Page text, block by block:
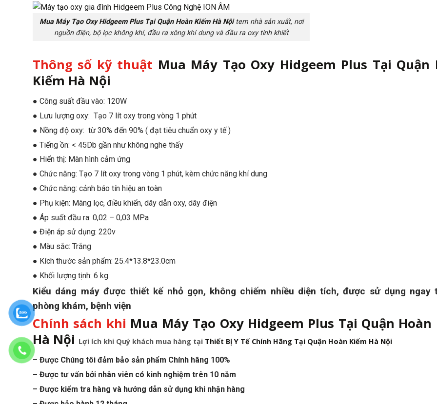
Mua Máy Tạo Oxy Hidgeem Plus Tại Quận Hoàn Kiếm Hà Nộitem nhà sản xuất, nơi
nguồn điện, bộ lọc không khí, đầu ra xông khí dung và đầu ra oxy tinh khiết
Thông số kỹ thuật Mua Máy Tạo Oxy Hidgeem Plus Tại Quận
Kiếm Hà Nội
● Công suất đầu vào: 120W
● Lưu lượng oxy: Tạo 7 lít oxy trong vòng 1 phút
● Nồng độ oxy: từ 30% đến 90% ( đạt tiêu chuẩn oxy y tế )
● Tiếng ồn: < 45Db gần như không nghe thấy
● Hiển thị: Màn hình cảm ứng
● Chức năng: Tạo 7 lít oxy trong vòng 1 phút, kèm chức năng khí dung
● Chức năng: cảnh báo tín hiệu an toàn
● Phụ kiện: Màng lọc, điều khiển, dây dẫn oxy, dây điện
● Áp suất đầu ra: 0,02 – 0,03 MPa
● Điện áp sử dụng: 220v
● Màu sắc: Trắng
● Kích thước sản phẩm: 25.4*13.8*23.0cm
● Khối lượng tịnh: 6 kg
Kiểu dáng máy được thiết kế nhỏ gọn, không chiếm nhiều diện tích, được sử dụng ngay
phòng khám, bệnh viện
Chính sách khi Mua Máy Tạo Oxy Hidgeem Plus Tại Quận Hoàn
Hà Nội Lợi ích khi Quý khách mua hàng tại Thiết Bị Y Tế Chính Hãng Tại Quận Hoàn Kiếm Hà Nội
– Được Chúng tôi đảm bảo sản phẩm Chính hãng 100%
– Được tư vấn bởi nhân viên có kinh nghiệm trên 10 năm
– Được kiểm tra hàng và hướng dẫn sử dụng khi nhận hàng